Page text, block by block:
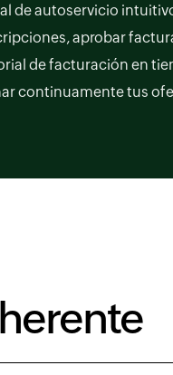
de autoservicio
aprobar
de facturación en
continuamente tus